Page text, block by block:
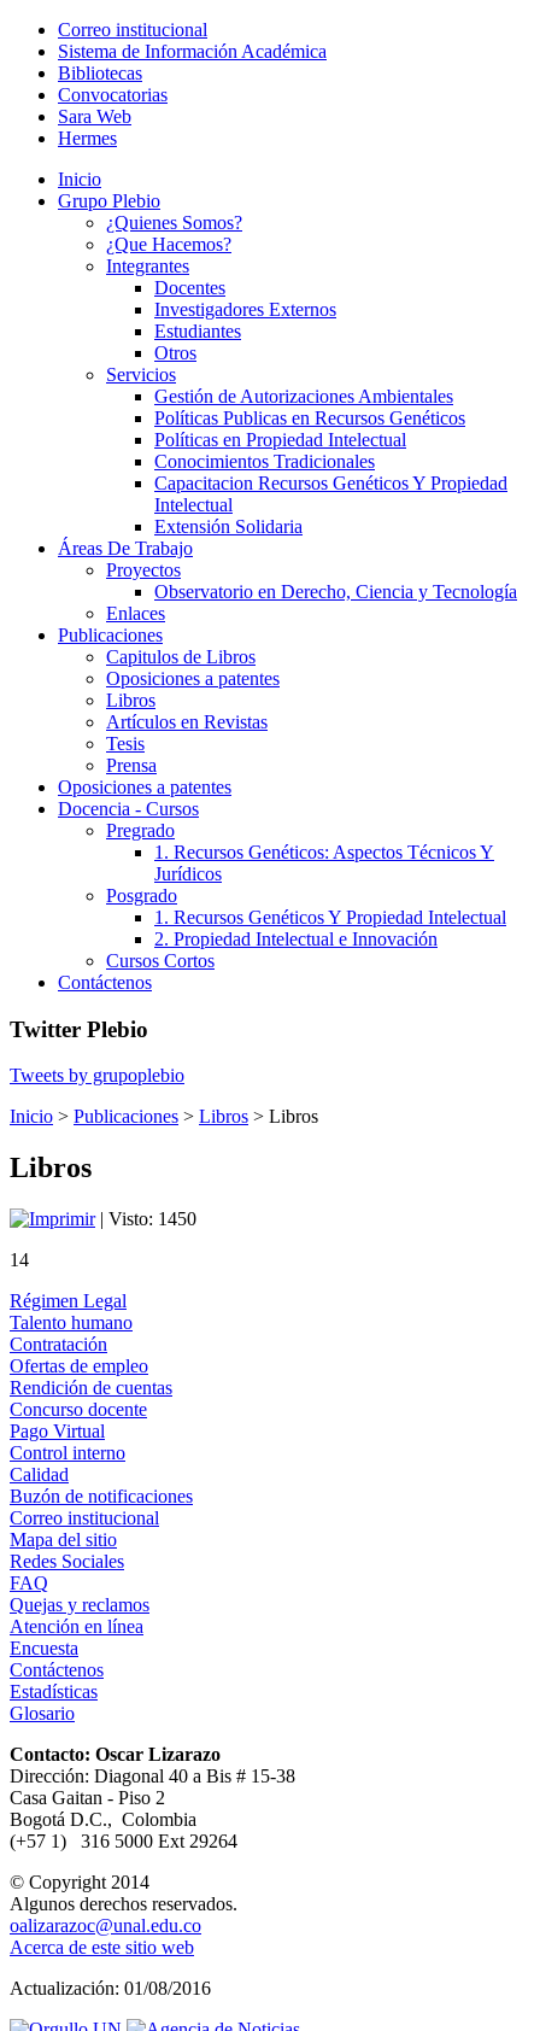
Correo institucional
Sistema de Información Académica
Bibliotecas
Convocatorias
Sara Web
Hermes
Inicio
Grupo Plebio
¿Quienes Somos?
¿Que Hacemos?
Integrantes
Docentes
Investigadores Externos
Estudiantes
Otros
Servicios
Gestión de Autorizaciones Ambientales
Políticas Publicas en Recursos Genéticos
Políticas en Propiedad Intelectual
Conocimientos Tradicionales
Capacitacion Recursos Genéticos Y Propiedad
Intelectual
Extensión Solidaria
Áreas De Trabajo
Proyectos
Observatorio en Derecho, Ciencia y Tecnología
Enlaces
Publicaciones
Capitulos de Libros
Oposiciones a patentes
Libros
Artículos en Revistas
Tesis
Prensa
Oposiciones a patentes
Docencia - Cursos
Pregrado
1. Recursos Genéticos: Aspectos Técnicos Y
Jurídicos
Posgrado
1. Recursos Genéticos Y Propiedad Intelectual
2. Propiedad Intelectual e Innovación
Cursos Cortos
Contáctenos
Twitter Plebio
Tweets by grupoplebio
Inicio > Publicaciones > Libros > Libros
Libros
| Visto: 1450
14
Régimen Legal
Talento humano
Contratación
Ofertas de empleo
Rendición de cuentas
Concurso docente
Pago Virtual
Control interno
Calidad
Buzón de notificaciones
Correo institucional
Mapa del sitio
Redes Sociales
FAQ
Quejas y reclamos
Atención en línea
Encuesta
Contáctenos
Estadísticas
Glosario
Contacto: Oscar Lizarazo
Dirección: Diagonal 40 a Bis # 15-38
Casa Gaitan - Piso 2
Bogotá D.C., Colombia
(+57 1) 316 5000 Ext 29264
© Copyright 2014
Algunos derechos reservados.
oalizarazoc@unal.edu.co
Acerca de este sitio web
Actualización: 01/08/2016